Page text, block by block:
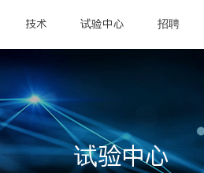
技术 试验中心 招聘
试验中心